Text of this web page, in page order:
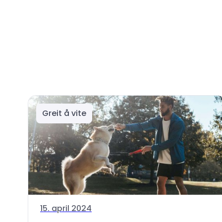
Greit å vite
15. april 2024